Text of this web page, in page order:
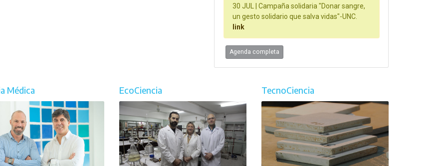
30 JUL |
Campaña solidaria "Donar sangre,
un gesto solidario que salva vidas"-UNC.
link
Agenda completa
Médica EcoCiencia TecnoCiencia